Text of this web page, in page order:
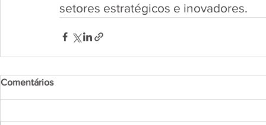
setores estratégicos e inovadores.
Comentários